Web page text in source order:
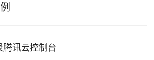
腾讯云控制台